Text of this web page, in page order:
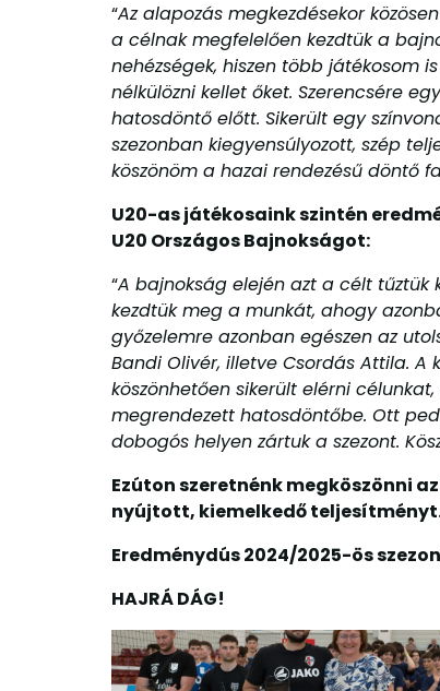
“Az alapozás megkezdésekor
a célnak megfelelően kezdtük a
nehézségek, hiszen több játékosom
nélkülözni kellet őket. Szerencsére
hatosdöntő előtt. Sikerült egy
szezonban kiegyensúlyozott, szép
köszönöm a hazai rendezésű döntő
U20-as játékosaink szintén
U20 Országos Bajnokságot:
“A bajnokság elején azt a célt tűztük
kezdtük meg a munkát, ahogy
győzelemre azonban egészen az
Bandi Olivér, illetve Csordás Attila.
köszönhetően sikerült elérni
megrendezett hatosdöntőbe. Ott
dobogós helyen zártuk a szezont.
Ezúton szeretnénk megköszönni
nyújtott, kiemelkedő
Eredménydús 2024/2025-ös
HAJRÁ DÁG!